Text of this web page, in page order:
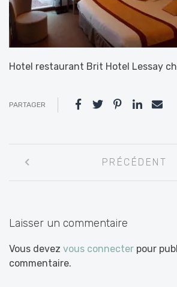
Hotel restaurant Brit Hotel Lessay
PARTAGER
entre
PRÉCÉDENT
Laisser un commentaire
Vous devez vous connecter pour
commentaire.